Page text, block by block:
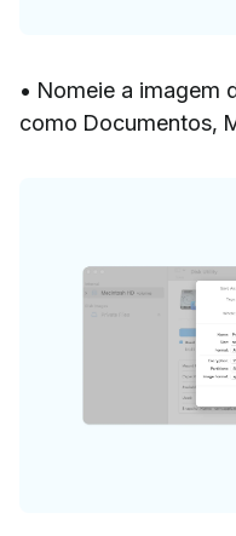
• Nomeie a imagem
como Documentos,